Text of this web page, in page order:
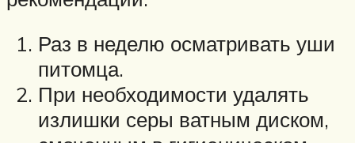
Раз в неделю осматривать уши
питомца.
При необходимости удалять
излишки серы ватным диском,